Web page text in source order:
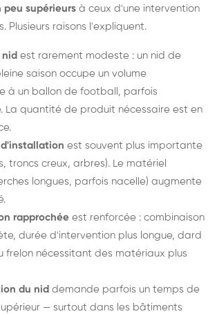
peu supérieurs à ceux d'une intervention
Plusieurs raisons l'expliquent.
nid est rarement modeste : un nid de
saison occupe un volume
à un ballon de football, parfois
La quantité de produit nécessaire est en
d'installation est souvent plus importante
troncs creux, arbres). Le matériel
longues, parfois nacelle) augmente
rapprochée est renforcée : combinaison
durée d'intervention plus longue, dard
frelon nécessitant des matériaux plus
du nid demande parfois un temps de
— surtout dans les bâtiments